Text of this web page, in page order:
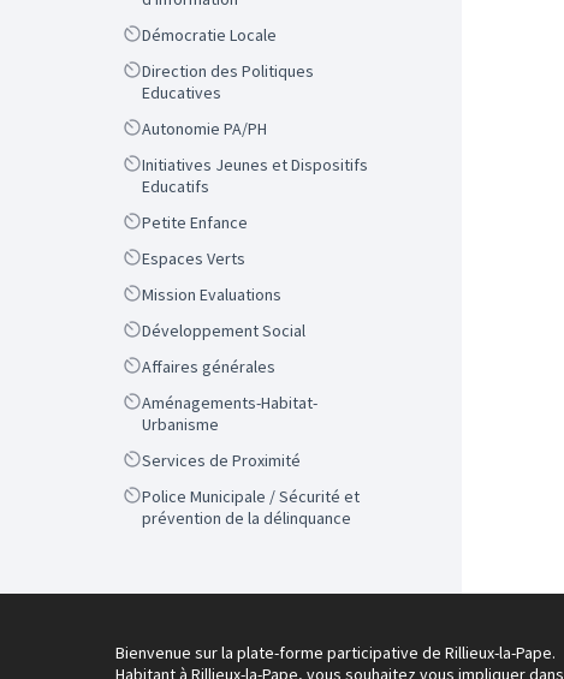
ScopeDémocratie Locale
Scope
Direction des Politiques
Educatives
ScopeAutonomie PA/PH
Scope
Initiatives Jeunes et Dispositifs
Educatifs
ScopePetite Enfance
ScopeEspaces Verts
ScopeMission Evaluations
ScopeDéveloppement Social
ScopeAffaires générales
Scope
Aménagements-Habitat-
Urbanisme
ScopeServices de Proximité
Scope
Police Municipale / Sécurité et
prévention de la délinquance
Bienvenue sur la plate-forme participative de Rillieux-la-Pape.
Habitant à Rillieux-la-Pape, vous souhaitez vous impliquer dans